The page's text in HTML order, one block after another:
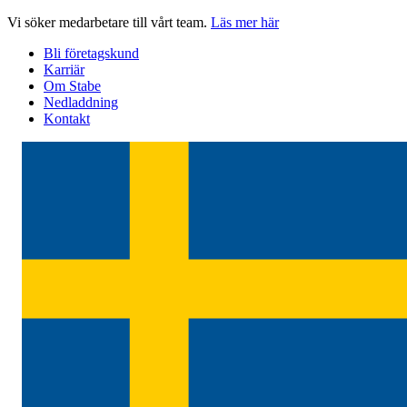
Hoppa
innehåll
Vi söker medarbetare till vårt team. Läs mer här
Bli företagskund
Karriär
Om Stabe
Nedladdning
Kontakt